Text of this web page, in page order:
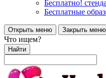
Бесплатно!
Бесплатные
Открыть меню Закрыть меню
Что ищем?
Найти